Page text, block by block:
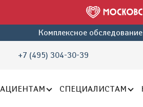
Комплексное обследование
+7 (495) 304-30-39
СПЕЦИАЛИСТАМ